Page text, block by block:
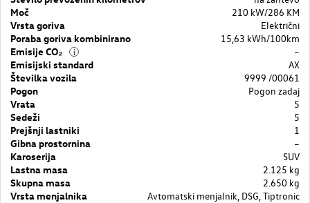
Moč
210 kW/286 KM
Vrsta goriva
Električni
Poraba goriva kombinirano
15,63 kWh/100km
Emisije CO₂
i
–
Emisijski standard
AX
Številka vozila
9999 /00061
Pogon
Pogon zadaj
Vrata
5
Sedeži
5
Prejšnji lastniki
1
Gibna prostornina
–
Karoserija
SUV
Lastna masa
2.125 kg
Skupna masa
2.650 kg
Vrsta menjalnika
Avtomatski menjalnik, DSG, Tiptronic